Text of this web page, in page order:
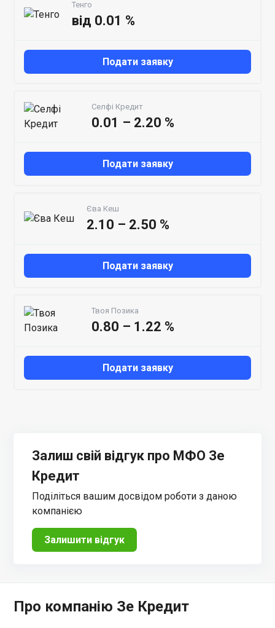
Тенго
від 0.01 %
Подати заявку
Селфі Кредит
0.01 – 2.20 %
Подати заявку
Єва Кеш
2.10 – 2.50 %
Подати заявку
Твоя Позика
0.80 – 1.22 %
Подати заявку
Залиш свій відгук про МФО Зе
Кредит
Поділіться вашим досвідом роботи з даною
компанією
Залишити відгук
Про компанію Зе Кредит